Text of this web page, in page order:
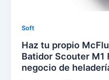
Soft
Haz tu propio
Batidor Scouter M1
negocio de